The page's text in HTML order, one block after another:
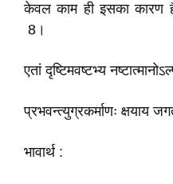
केवल काम ही इसका
8।
एतां दृष्टिमवष्टभ्य
प्रभवन्त्युग्रकर्माणः क्षयाय
भावार्थ :